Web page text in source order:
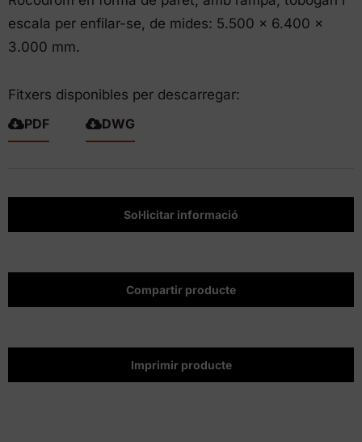
escala per enfilar-se, de mides: 5.500 x 6.400 x
3.000 mm.
Fitxers disponibles per descarregar:
PDF
DWG
Sol·licitar informació
Compartir producte
Imprimir producte